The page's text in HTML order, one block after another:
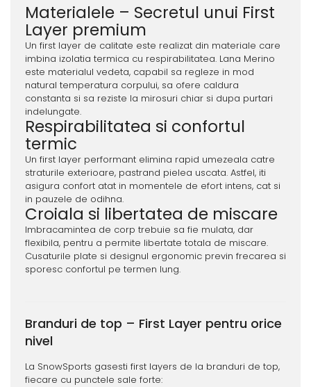
Materialele – Secretul unui First
Layer premium
Un first layer de calitate este realizat din materiale care
imbina izolatia termica cu respirabilitatea. Lana Merino
este materialul vedeta, capabil sa regleze in mod
natural temperatura corpului, sa ofere caldura
constanta si sa reziste la mirosuri chiar si dupa purtari
indelungate.
Respirabilitatea si confortul
termic
Un first layer performant elimina rapid umezeala catre
straturile exterioare, pastrand pielea uscata. Astfel, iti
asigura confort atat in momentele de efort intens, cat si
in pauzele de odihna.
Croiala si libertatea de miscare
Imbracamintea de corp trebuie sa fie mulata, dar
flexibila, pentru a permite libertate totala de miscare.
Cusaturile plate si designul ergonomic previn frecarea si
sporesc confortul pe termen lung.
Branduri de top – First Layer pentru orice
nivel
La SnowSports gasesti first layers de la branduri de top,
fiecare cu punctele sale forte: